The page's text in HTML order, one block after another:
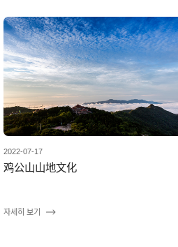
2022-07-17
鸡公山山地文化
자세히 보기